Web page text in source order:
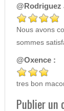
@Rodriguez
Nous avons
sommes
@Oxence :
tres bon
Publier un